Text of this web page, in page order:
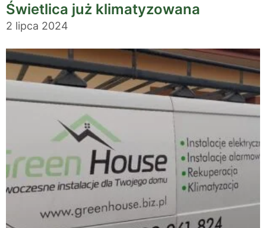
Świetlica już klimatyzowana
2 lipca 2024